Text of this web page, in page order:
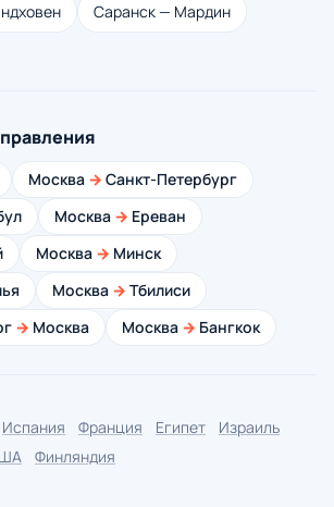
Саранск — Мардин
Москва → Санкт-Петербург
Москва → Ереван
Москва → Минск
Москва → Тбилиси
→ Москва Москва → Бангкок
Испания Франция Египет
Израиль
Финляндия